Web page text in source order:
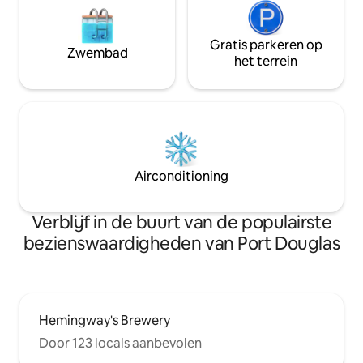
Zwembad
Gratis parkeren op
het terrein
Airconditioning
Verblijf in de buurt van de populairste
bezienswaardigheden van Port Douglas
Hemingway's Brewery
Door 123 locals aanbevolen